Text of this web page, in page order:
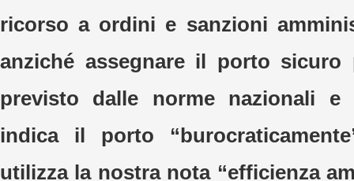
ricorso a ordini e sanzioni
anziché assegnare il porto sicuro
previsto dalle norme nazionali e
indica il porto
utilizza la nostra nota “efficienza